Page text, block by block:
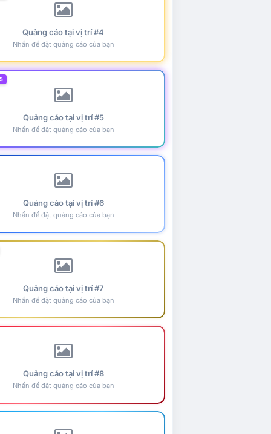
Quảng cáo tại vị trí #4
Nhấn để đặt quảng cáo của bạn
Quảng cáo tại vị trí #5
Nhấn để đặt quảng cáo của bạn
Quảng cáo tại vị trí #6
Nhấn để đặt quảng cáo của bạn
Quảng cáo tại vị trí #7
Nhấn để đặt quảng cáo của bạn
Quảng cáo tại vị trí #8
Nhấn để đặt quảng cáo của bạn